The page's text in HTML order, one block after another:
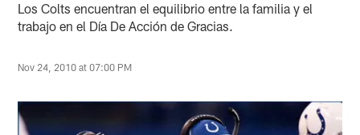
Los Colts encuentran el equilibrio entre la familia y el
trabajo en el Día De Acción de Gracias.
Nov 24, 2010 at 07:00 PM